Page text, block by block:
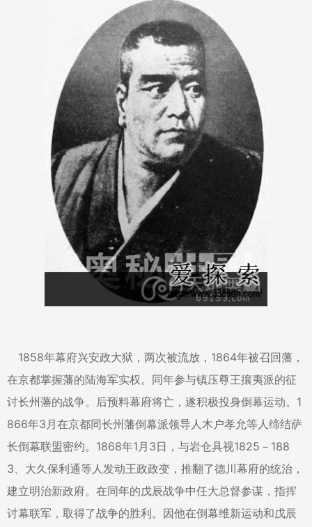
1858年幕府兴安政大狱，两次被流放，1864年被召回藩，
在京都掌握藩的陆海军实权。同年参与镇压尊王攘夷派的征
讨长州藩的战争。后预料幕府将亡，遂积极投身倒幕运动。1
866年3月在京都同长州藩倒幕派领导人木户孝允等人缔结萨
长倒幕联盟密约。1868年1月3日，与岩仓具视1825－188
3、大久保利通等人发动王政政变，推翻了德川幕府的统治，
建立明治新政府。在同年的戊辰战争中任大总督参谋，指挥
讨幕联军，取得了战争的胜利。因他在倒幕维新运动和戊辰